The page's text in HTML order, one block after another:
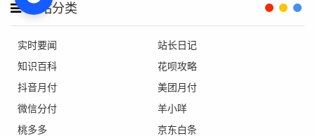
网站分类
实时要闻
站长日记
知识百科
花呗攻略
抖音月付
美团月付
微信分付
羊小咩
桃多多
京东白条